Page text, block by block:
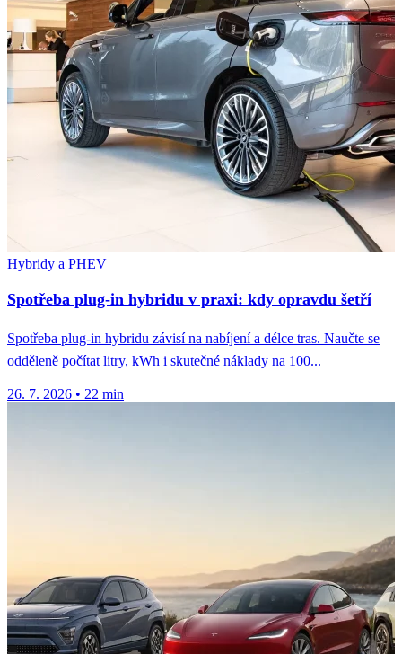
Hybridy a PHEV
Spotřeba plug-in hybridu v praxi: kdy opravdu šetří
Spotřeba plug-in hybridu závisí na nabíjení a délce tras. Naučte se
odděleně počítat litry, kWh i skutečné náklady na 100...
26. 7. 2026 • 22 min